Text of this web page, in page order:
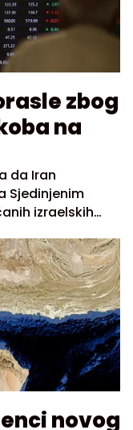
zbog
na
da Iran
Sjedinjenim
izraelskih
novog